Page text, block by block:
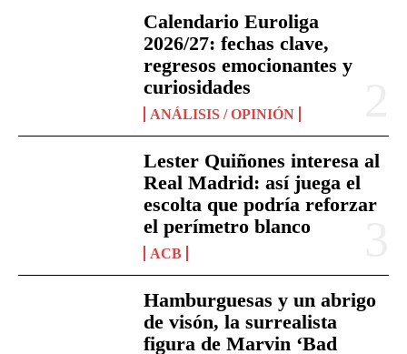
Calendario Euroliga
2026/27: fechas clave,
regresos emocionantes y
curiosidades
ANÁLISIS / OPINIÓN
Lester Quiñones interesa al
Real Madrid: así juega el
escolta que podría reforzar
el perímetro blanco
ACB
Hamburguesas y un abrigo
de visón, la surrealista
figura de Marvin ‘Bad